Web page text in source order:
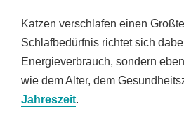
Katzen verschlafen einen
Schlafbedürfnis richtet sich
Energieverbrauch, sondern
wie dem Alter, dem
Jahreszeit.